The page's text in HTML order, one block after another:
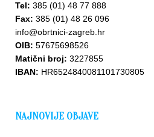
Tel: 385 (01) 48 77 888
Fax: 385 (01) 48 26 096
info@obrtnici-zagreb.hr
OIB: 57675698526
Matični broj: 3227855
IBAN: HR6524840081101730805
NAJNOVIJE OBJAVE